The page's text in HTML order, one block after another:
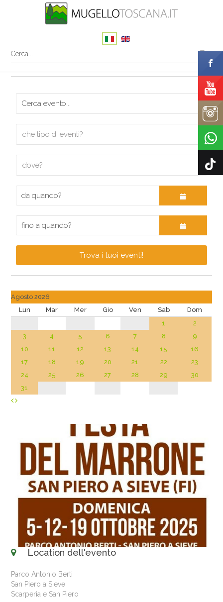
Trova i tuoi eventi!
Agosto 2026
Lun
Mar Mer Gio Ven Sab
Dom
1
2
3
4 5 6 7 8
9
10
11 12 13 14 15
16
17
18 19 20 21 22
23
24
25 26 27 28 29
30
31
Location dell'evento
Parco Antonio Berti
San Piero a Sieve
Scarperia e San Piero